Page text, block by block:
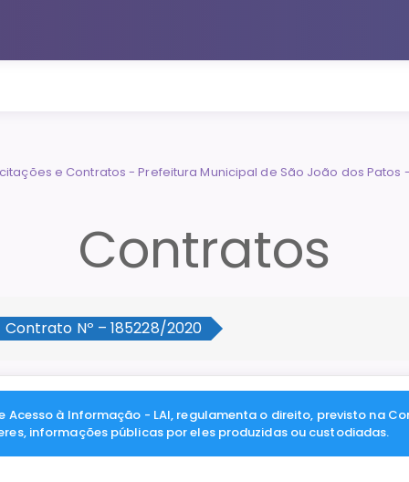
Contratos
Contrato Nº – 185228/2020
Acesso à Informação - LAI, regulamenta o direito, previsto na
informações públicas por eles produzidas ou custodiadas.